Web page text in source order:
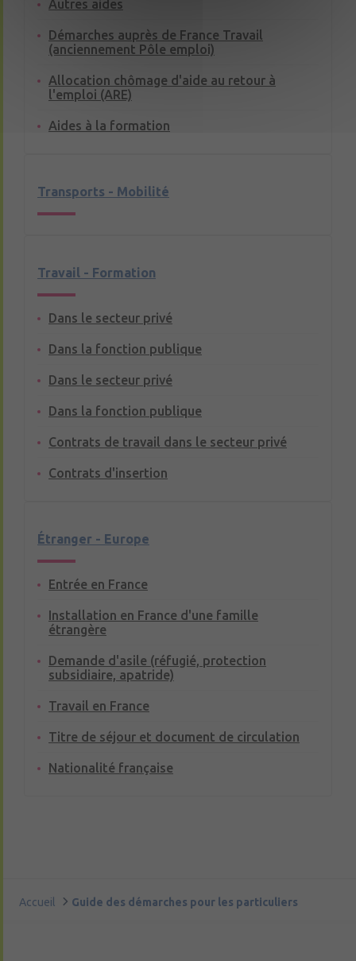
Autres aides
Démarches auprès de France Travail
(anciennement Pôle emploi)
Allocation chômage d'aide au retour à
l'emploi (ARE)
Aides à la formation
Transports - Mobilité
Travail - Formation
Dans le secteur privé
Dans la fonction publique
Dans le secteur privé
Dans la fonction publique
Contrats de travail dans le secteur privé
Contrats d'insertion
Étranger - Europe
Entrée en France
Installation en France d'une famille
étrangère
Demande d'asile (réfugié, protection
subsidiaire, apatride)
Travail en France
Titre de séjour et document de circulation
Nationalité française
Accueil Guide des démarches pour les particuliers